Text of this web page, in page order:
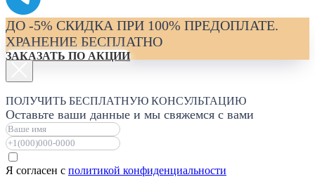
ДО -5% СКИДКА ПРИ 100% ПРЕДОПЛАТЕ.
ХРАНЕНИЕ БЕСПЛАТНО
ЗАКАЗАТЬ ПО АКЦИИ
ПОЛУЧИТЬ БЕСПЛАТНУЮ КОНСУЛЬТАЦИЮ
Оставьте ваши данные и мы свяжемся с вами
Я согласен с политикой конфиденциальности